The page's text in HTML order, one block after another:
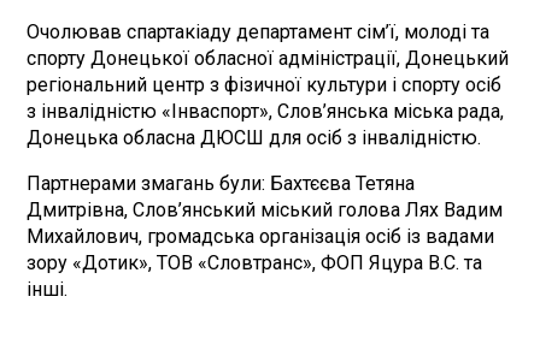
Очолював спартакіаду департамент сім’ї, молоді та
спорту Донецької обласної адміністрації, Донецький
регіональний центр з фізичної культури і спорту осіб
з інвалідністю «Інваспорт», Слов’янська міська рада,
Донецька обласна ДЮСШ для осіб з інвалідністю.
Партнерами змагань були: Бахтєєва Тетяна
Дмитрівна, Слов’янський міський голова Лях Вадим
Михайлович, громадська організація осіб із вадами
зору «Дотик», ТОВ «Словтранс», ФОП Яцура В.С. та
інші.